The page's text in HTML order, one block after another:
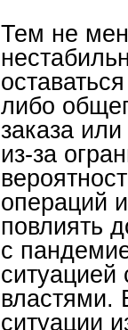
Тем не
либо
заказа
из-за
операций
повлиять
с
властями.
ситуации